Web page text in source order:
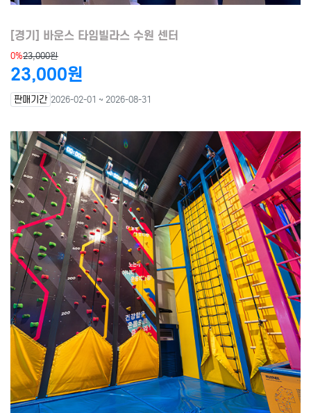
[경기] 바운스 타임빌라스 수원 센터
0%23,000원
23,000원
판매기간 2026-02-01 ~ 2026-08-31